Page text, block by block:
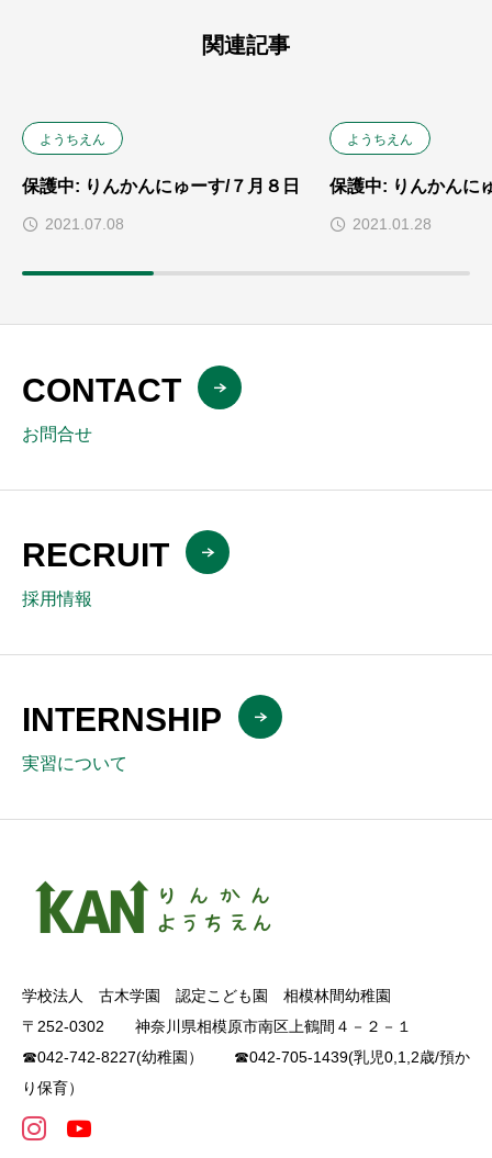
関連記事
ようちえん
保護中: りんかんにゅーす/７月８日
2021.07.08
ようちえん
保護中: りんかんに
2021.01.28
CONTACT
お問合せ
RECRUIT
採用情報
INTERNSHIP
実習について
学校法人 古木学園 認定こども園 相模林間幼稚園
〒252-0302 神奈川県相模原市南区上鶴間４－２－１
☎042-742-8227(幼稚園） ☎042-705-1439(乳児0,1,2歳/預か
り保育）